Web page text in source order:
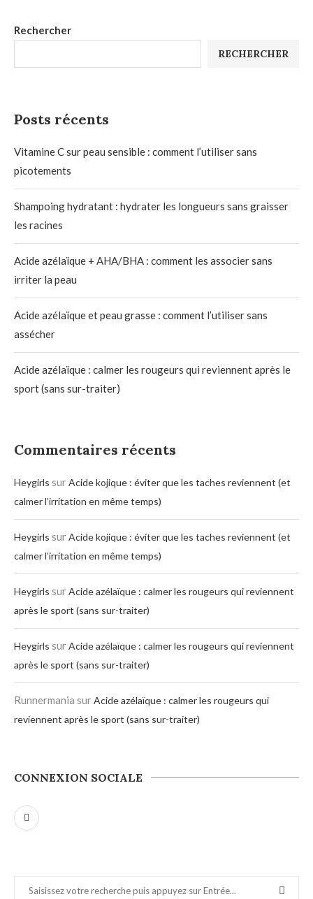
Rechercher
RECHERCHER
Posts récents
Vitamine C sur peau sensible : comment l’utiliser sans
picotements
Shampoing hydratant : hydrater les longueurs sans graisser
les racines
Acide azélaïque + AHA/BHA : comment les associer sans
irriter la peau
Acide azélaïque et peau grasse : comment l’utiliser sans
assécher
Acide azélaïque : calmer les rougeurs qui reviennent après le
sport (sans sur-traiter)
Commentaires récents
Heygirls surAcide kojique : éviter que les taches reviennent (et
calmer l’irritation en même temps)
Heygirls surAcide kojique : éviter que les taches reviennent (et
calmer l’irritation en même temps)
Heygirls surAcide azélaïque : calmer les rougeurs qui reviennent
après le sport (sans sur-traiter)
Heygirls surAcide azélaïque : calmer les rougeurs qui reviennent
après le sport (sans sur-traiter)
Runnermania surAcide azélaïque : calmer les rougeurs qui
reviennent après le sport (sans sur-traiter)
CONNEXION SOCIALE